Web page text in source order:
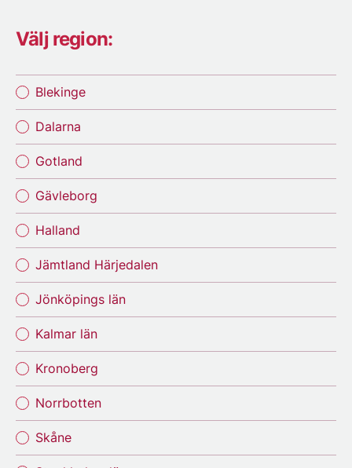
Välj region:
Blekinge
Dalarna
Gotland
Gävleborg
Halland
Jämtland Härjedalen
Jönköpings län
Kalmar län
Kronoberg
Norrbotten
Skåne